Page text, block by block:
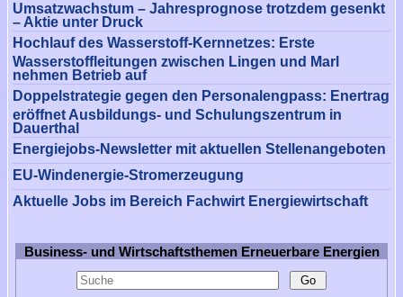
Umsatzwachstum – Jahresprognose trotzdem gesenkt
– Aktie unter Druck
Hochlauf des Wasserstoff-Kernnetzes: Erste
Wasserstoffleitungen zwischen Lingen und Marl
nehmen Betrieb auf
Doppelstrategie gegen den Personalengpass: Enertrag
eröffnet Ausbildungs- und Schulungszentrum in
Dauerthal
Energiejobs-Newsletter mit aktuellen Stellenangeboten
EU-Windenergie-Stromerzeugung
Aktuelle Jobs im Bereich Fachwirt Energiewirtschaft
Business- und Wirtschaftsthemen Erneuerbare Energien